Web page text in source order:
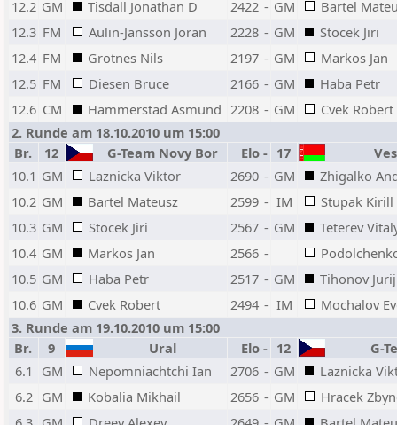
12.2 GM Tisdall Jonathan D 2422 - GM
Bartel
12.3 FM Aulin-Jansson Joran 2228 - GM
Stocek Jiri
12.4 FM Grotnes Nils 2197 - GM
Markos Jan
12.5 FM Diesen Bruce 2166 - GM
Haba Petr
12.6 CM Hammerstad Asmund 2208 - GM
Cvek Robert
2. Runde am 18.10.2010 um 15:00
Br.
12 G-Team Novy Bor Elo - 17
10.1 GM Laznicka Viktor 2690 - GM
Zhigalko
10.2 GM Bartel Mateusz 2599 - IM
Stupak Kirill
10.3 GM Stocek Jiri 2567 - GM
Teterev
10.4 GM Markos Jan 2566 -
10.5 GM Haba Petr 2517 - GM
Tihonov Jurij
10.6 GM Cvek Robert 2494 - IM
Mochalov
3. Runde am 19.10.2010 um 15:00
Br.
9 Ural Elo - 12
G-
6.1
GM Nepomniachtchi Ian 2706 - GM
Laznicka
6.2 GM Kobalia Mikhail 2656 - GM
Hracek